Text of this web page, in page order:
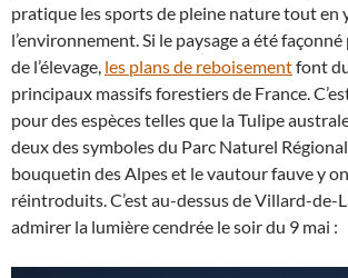
pratique les sports de pleine nature tout en
l’environnement. Si le paysage a été
de l’élevage, les plans de reboisementfont
principaux massifs forestiers de France.
pour des espèces telles que la Tulipe
deux des symboles du Parc Naturel
bouquetin des Alpes et le vautour fauve y
réintroduits. C’est au-dessus de Villard-de-
admirer la lumière cendrée le soir du 9 mai :